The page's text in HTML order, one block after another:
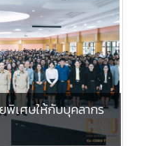
พิเศษให้กับบุคลากร